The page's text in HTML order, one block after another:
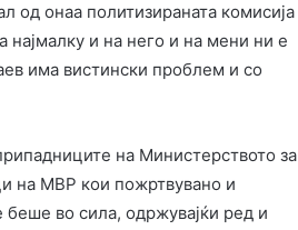
од онаа политизираната комисија
најмалку и на него и на мени ни е
има вистински проблем и со
на Министерството за
на МВР кои пожртвувано и
во сила, одржувајќи ред и